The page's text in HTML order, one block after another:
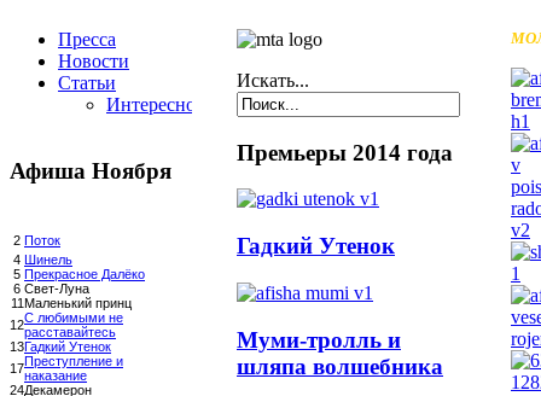
Пресса
Новости
Статьи
Интересное
Афиша Ноября
2 Поток
4 Шинель
5 Прекрасное Далёко
6 Свет-Луна
11Маленький принц
12С любимыми не
расставайтесь
13Гадкий Утенок
17Преступление и
наказание
24Декамерон
Искать...
Премьеры 2014 года
Гадкий Утенок
Муми-тролль и
шляпа волшебника